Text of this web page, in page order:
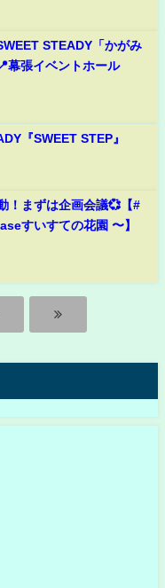
STEADY「かがみ
幕張イベントホール
『SWEET STEP』
！まずは企画会議💞【#
すいすての花園 〜】